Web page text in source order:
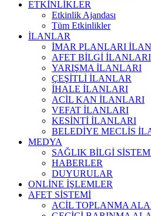
ETKİNLİKLER
Etkinlik Ajandası
Tüm Etkinlikler
İLANLAR
İMAR PLANLARI
AFET BİLGİ İLANLARI
YARIŞMA İLANLARI
ÇEŞİTLİ İLANLAR
İHALE İLANLARI
ACİL KAN İLANLARI
VEFAT İLANLARI
KESİNTİ İLANLARI
BELEDİYE MECLİS
MEDYA
SAĞLIK BİLGİ
HABERLER
DUYURULAR
ONLİNE İŞLEMLER
AFET SİSTEMİ
ACİL TOPLANMA